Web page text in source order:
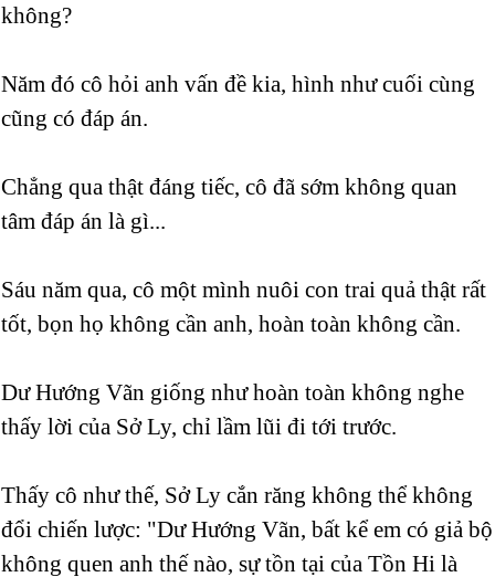
không?
Năm đó cô hỏi anh vấn đề kia, hình như cuối cùng
cũng có đáp án.
Chẳng qua thật đáng tiếc, cô đã sớm không quan
tâm đáp án là gì...
Sáu năm qua, cô một mình nuôi con trai quả thật rất
tốt, bọn họ không cần anh, hoàn toàn không cần.
Dư Hướng Vãn giống như hoàn toàn không nghe
thấy lời của Sở Ly, chỉ lầm lũi đi tới trước.
Thấy cô như thế, Sở Ly cắn răng không thể không
đổi chiến lược: "Dư Hướng Vãn, bất kể em có giả bộ
không quen anh thế nào, sự tồn tại của Tồn Hi là